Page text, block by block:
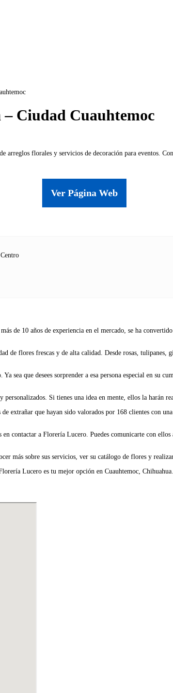
Ciudad Cuauhtemoc
florales y servicios de decoración para eventos.
Ver Página Web
de 10 años de experiencia en el mercado, se ha
flores frescas y de alta calidad. Desde rosas, tulipanes,
que desees sorprender a esa persona especial en su
Si tienes una idea en mente, ellos la harán
extrañar que hayan sido valorados por 168 clientes con
contactar a Florería Lucero. Puedes comunicarte con
más sobre sus servicios, ver su catálogo de flores y
Lucero es tu mejor opción en Cuauhtemoc,